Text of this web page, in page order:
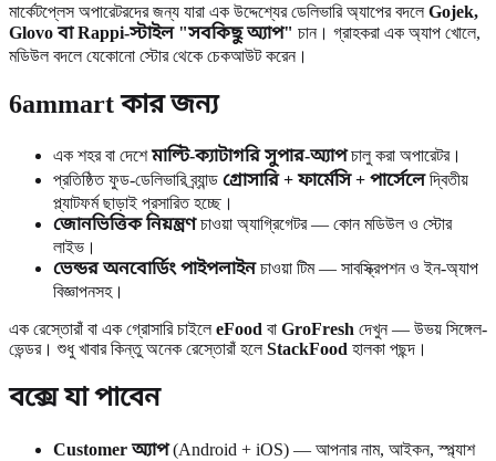
মার্কেটপ্লেস অপারেটরদের জন্য যারা এক উদ্দেশ্যের ডেলিভারি অ্যাপের বদলেGojek,
Glovo বা Rappi-স্টাইল "সবকিছু অ্যাপ" চান। গ্রাহকরা এক অ্যাপ খোলে,
মডিউল বদলে যেকোনো স্টোর থেকে চেকআউট করেন।
6ammart কার জন্য
এক শহর বা দেশেমাল্টি-ক্যাটাগরি সুপার-অ্যাপচালু করা অপারেটর।
প্রতিষ্ঠিত ফুড-ডেলিভারি ব্র্যান্ড গ্রোসারি + ফার্মেসি + পার্সেলেদ্বিতীয়
প্ল্যাটফর্ম ছাড়াই প্রসারিত হচ্ছে।
জোনভিত্তিক নিয়ন্ত্রণচাওয়া অ্যাগ্রিগেটর — কোন মডিউল ও স্টোর
লাইভ।
ভেন্ডর অনবোর্ডিং পাইপলাইনচাওয়া টিম — সাবস্ক্রিপশন ও ইন-অ্যাপ
বিজ্ঞাপনসহ।
এক রেস্তোরাঁ বা এক গ্রোসারি চাইলেeFood বা GroFresh দেখুন — উভয় সিঙ্গেল-
ভেন্ডর। শুধু খাবার কিন্তু অনেক রেস্তোরাঁ হলেStackFood হালকা পছন্দ।
বক্সে যা পাবেন
Customer অ্যাপ(Android + iOS) — আপনার নাম, আইকন, স্প্ল্যাশ